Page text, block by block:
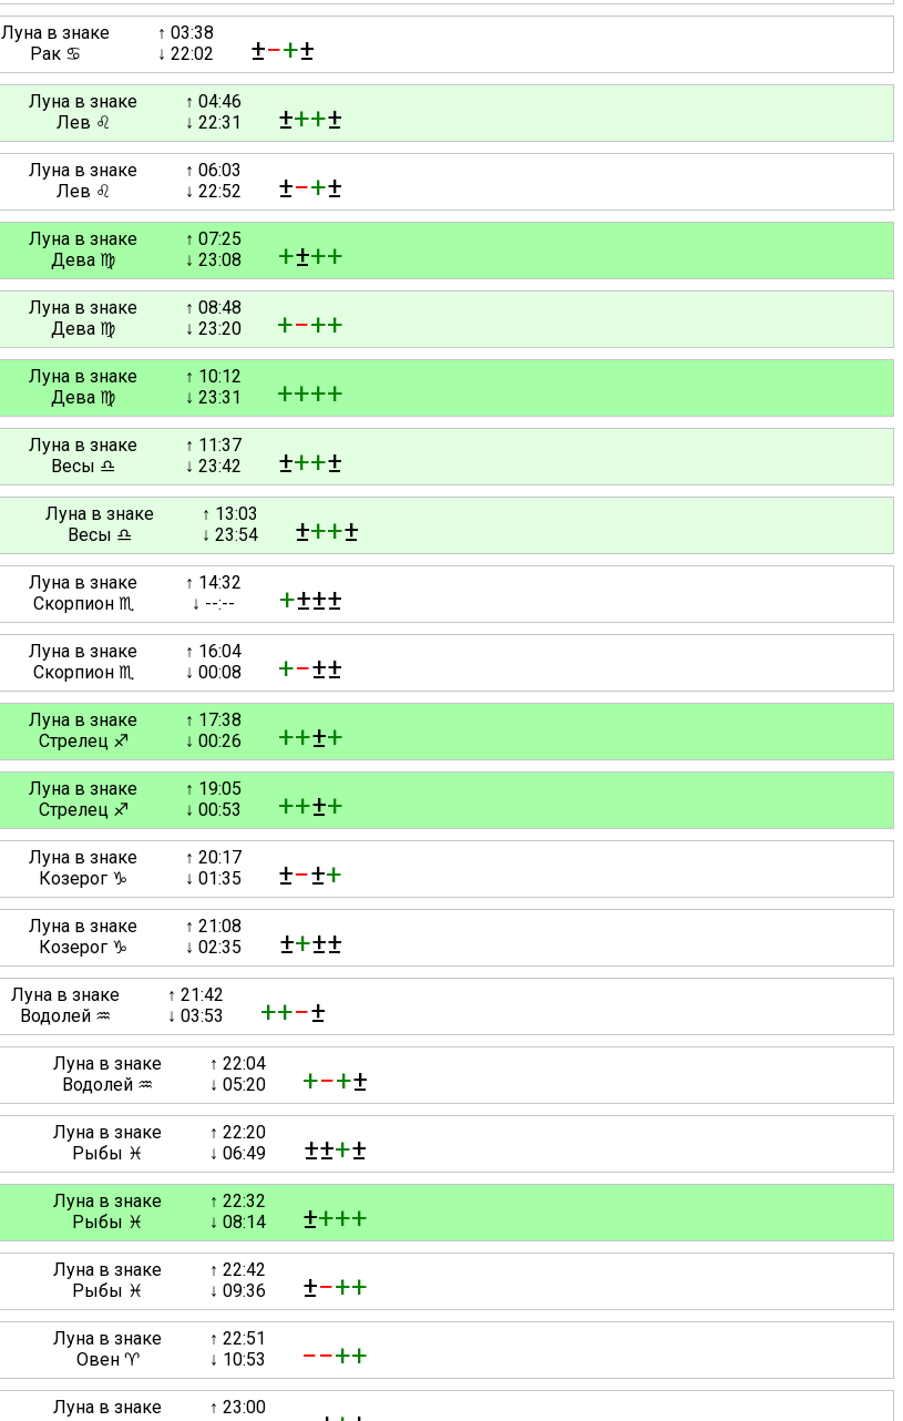
Луна в знаке
Рак ♋
↑ 03:38
↓ 22:02
±−+±
Луна в знаке
Лев ♌
↑ 04:46
↓ 22:31
±++±
Луна в знаке
Лев ♌
↑ 06:03
↓ 22:52
±−+±
Луна в знаке
Дева ♍
↑ 07:25
↓ 23:08
+±++
Луна в знаке
Дева ♍
↑ 08:48
↓ 23:20
+−++
Луна в знаке
Дева ♍
↑ 10:12
↓ 23:31
++++
Луна в знаке
Весы ♎
↑ 11:37
↓ 23:42
±++±
Луна в знаке
Весы ♎
↑ 13:03
↓ 23:54
±++±
Луна в знаке
Скорпион ♏
↑ 14:32
↓ --:--
+±±±
Луна в знаке
Скорпион ♏
↑ 16:04
↓ 00:08
+−±±
Луна в знаке
Стрелец ♐
↑ 17:38
↓ 00:26
++±+
Луна в знаке
Стрелец ♐
↑ 19:05
↓ 00:53
++±+
Луна в знаке
Козерог ♑
↑ 20:17
↓ 01:35
±−±+
Луна в знаке
Козерог ♑
↑ 21:08
↓ 02:35
±+±±
Луна в знаке
Водолей ♒
↑ 21:42
↓ 03:53
++−±
Луна в знаке
Водолей ♒
↑ 22:04
↓ 05:20
+−+±
Луна в знаке
Рыбы ♓
↑ 22:20
↓ 06:49
±±+±
Луна в знаке
Рыбы ♓
↑ 22:32
↓ 08:14
±+++
Луна в знаке
Рыбы ♓
↑ 22:42
↓ 09:36
±−++
Луна в знаке
Овен ♈
↑ 22:51
↓ 10:53
−−++
Луна в знаке
↑ 23:00